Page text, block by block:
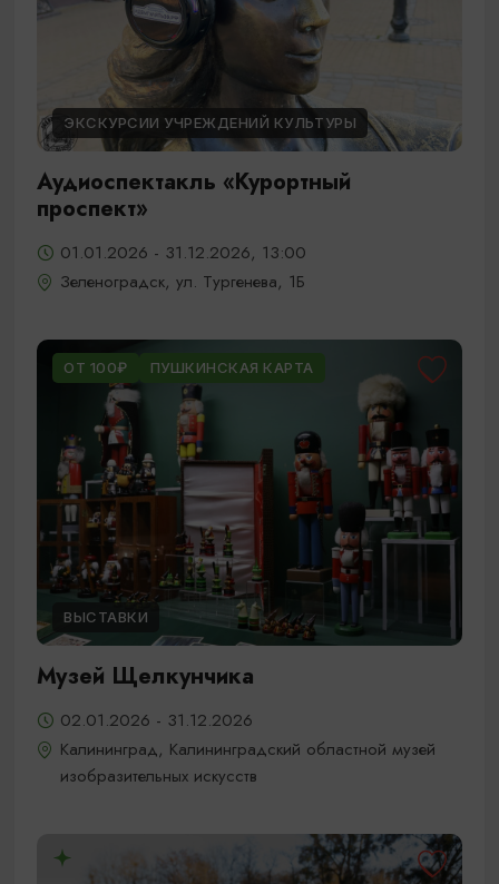
ЭКСКУРСИИ УЧРЕЖДЕНИЙ КУЛЬТУРЫ
Аудиоспектакль «Курортный
проспект»
01.01.2026 - 31.12.2026, 13:00
Зеленоградск, ул. Тургенева, 1Б
ОТ 100₽ ПУШКИНСКАЯ КАРТА
ВЫСТАВКИ
Музей Щелкунчика
02.01.2026 - 31.12.2026
Калининград, Калининградский областной музей
изобразительных искусств